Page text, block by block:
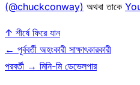
(@chuckconway) অথবা তাকে
↑ শীর্ষে ফিরে যান
← পূর্ববর্তী অহংকারী সাক্ষাৎকারকারী
পরবর্তী → মিনি-মি ডেভেলপার